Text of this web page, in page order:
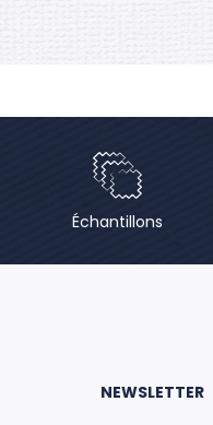
Échantillons
NEWSLETTER